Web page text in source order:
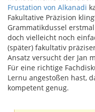
Frustation von Alkanadi
Fakultative Präzision
Grammatikdussel
doch vielleicht noch
(später) fakultativ
Ansatz versucht der Jan
Für eine richtige
Lernu angestoßen hast,
kompetent genug.